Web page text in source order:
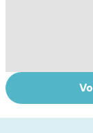
osseuse :